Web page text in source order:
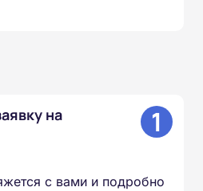
на
1
с вами и подробно